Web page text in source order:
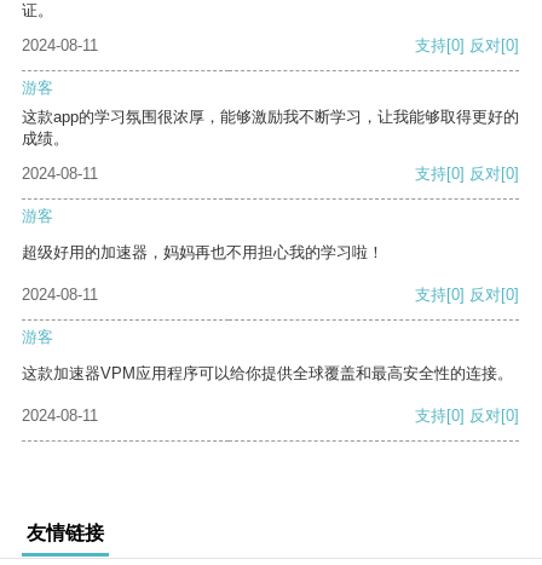
证。
2024-08-11
支持[0] 反对[0]
游客
这款app的学习氛围很浓厚，能够激励我不断学习，让我能够取得更好的
成绩。
2024-08-11
支持[0] 反对[0]
游客
超级好用的加速器，妈妈再也不用担心我的学习啦！
2024-08-11 支持[0] 反对[0]
游客
这款加速器VPM应用程序可以给你提供全球覆盖和最高安全性的连接。
2024-08-11 支持[0] 反对[0]
友情链接